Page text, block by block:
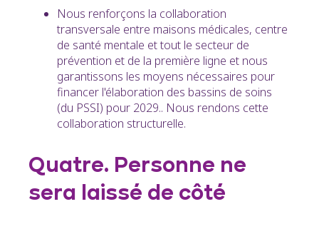
Nous renforçons la collaboration
transversale entre maisons médicales, centre
de santé mentale et tout le secteur de
prévention et de la première ligne et nous
garantissons les moyens nécessaires pour
financer l'élaboration des bassins de soins
(du PSSI) pour 2029.. Nous rendons cette
collaboration structurelle.
Quatre. Personne ne
sera laissé de côté